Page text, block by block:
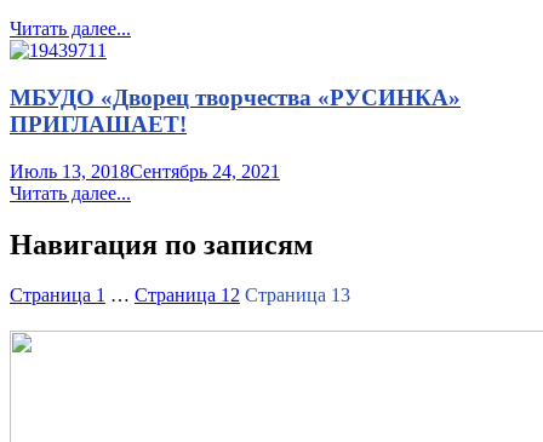
Читать далее...
МБУДО «Дворец творчества «РУСИНКА»
ПРИГЛАШАЕТ!
Июль 13, 2018Сентябрь 24, 2021
Читать далее...
Навигация по записям
Страница 1 … Страница 12 Страница 13